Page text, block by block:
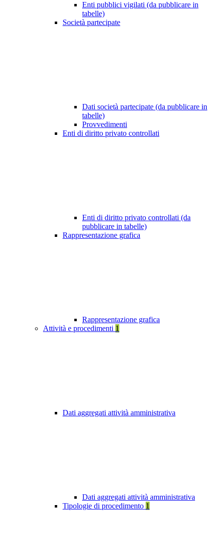
Enti pubblici vigilati (da pubblicare in
tabelle)
Società partecipate
Dati società partecipate (da pubblicare in
tabelle)
Provvedimenti
Enti di diritto privato controllati
Enti di diritto privato controllati (da
pubblicare in tabelle)
Rappresentazione grafica
Rappresentazione grafica
Attività e procedimenti 1
Dati aggregati attività amministrativa
Dati aggregati attività amministrativa
Tipologie di procedimento 1